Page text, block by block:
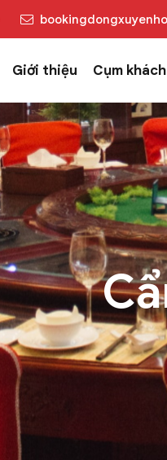
Giới thiệu Cụm